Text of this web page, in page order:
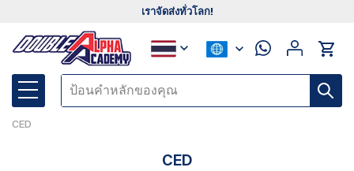
เราจัดส่งทั่วโลก!
CED
CED